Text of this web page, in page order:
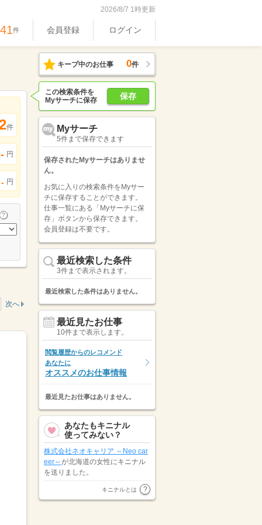
2026/8/7 1時更新
件 会員登録 ログイン
件
- 円
- 円
次へ
キープ中のお仕事 0件
保存
この検索条件を
Myサーチに保存
Myサーチ
5件まで保存できます
保存されたMyサーチはありませ
ん。
お気に入りの検索条件をMyサー
チに保存することができます。
仕事一覧にある「Myサーチに保
存」ボタンから保存できます。
会員登録は不要です。
最近検索した条件
3件まで表示されます。
最近検索した条件はありません。
最近見たお仕事
10件まで表示します。
閲覧履歴からのレコメンド
あなたに
オススメのお仕事情報
最近見たお仕事はありません。
あなたもキニナル
使ってみない？
株式会社ネオキャリア ～Neo car
eer～が北海道の女性にキニナル
を送りました。
株式会社スタッフ
サービスにキニナルを送りまし
キニナルとは